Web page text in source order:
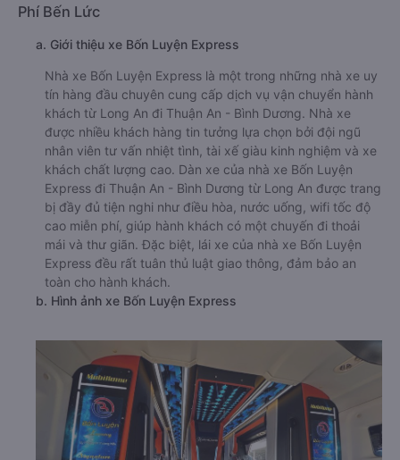
Phí Bến Lức
a. Giới thiệu xe Bốn Luyện Express
Nhà xe Bốn Luyện Express là một trong những nhà xe uy
tín hàng đầu chuyên cung cấp dịch vụ vận chuyển hành
khách từ Long An đi Thuận An - Bình Dương. Nhà xe
được nhiều khách hàng tin tưởng lựa chọn bởi đội ngũ
nhân viên tư vấn nhiệt tình, tài xế giàu kinh nghiệm và xe
khách chất lượng cao. Dàn xe của nhà xe Bốn Luyện
Express đi Thuận An - Bình Dương từ Long An được trang
bị đầy đủ tiện nghi như điều hòa, nước uống, wifi tốc độ
cao miễn phí, giúp hành khách có một chuyến đi thoải
mái và thư giãn. Đặc biệt, lái xe của nhà xe Bốn Luyện
Express đều rất tuân thủ luật giao thông, đảm bảo an
toàn cho hành khách.
b. Hình ảnh xe Bốn Luyện Express